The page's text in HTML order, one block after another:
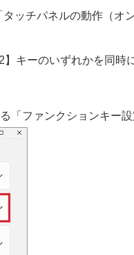
ッチパネルの動作（オ
キーのいずれかを同時
「ファンクションキー